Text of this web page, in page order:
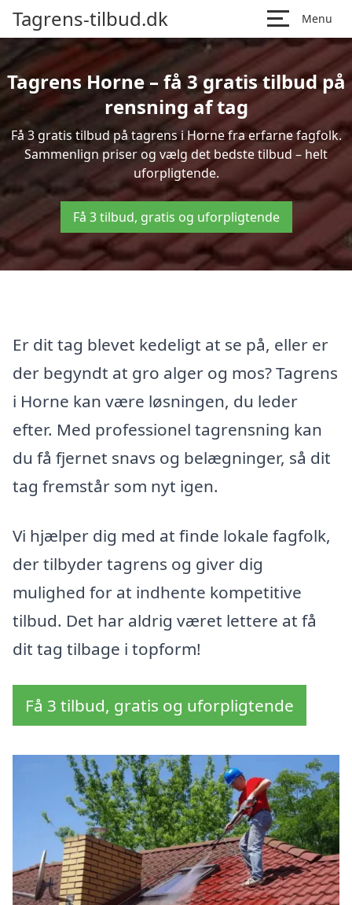
Tagrens-tilbud.dk Menu
Tagrens Horne – få 3 gratis tilbud på
rensning af tag
Få 3 gratis tilbud på tagrens i Horne fra erfarne fagfolk.
Sammenlign priser og vælg det bedste tilbud – helt
uforpligtende.
Få 3 tilbud, gratis og uforpligtende
Er dit tag blevet kedeligt at se på, eller er
der begyndt at gro alger og mos? Tagrens
i Horne kan være løsningen, du leder
efter. Med professionel tagrensning kan
du få fjernet snavs og belægninger, så dit
tag fremstår som nyt igen.
Vi hjælper dig med at finde lokale fagfolk,
der tilbyder tagrens og giver dig
mulighed for at indhente kompetitive
tilbud. Det har aldrig været lettere at få
dit tag tilbage i topform!
Få 3 tilbud, gratis og uforpligtende